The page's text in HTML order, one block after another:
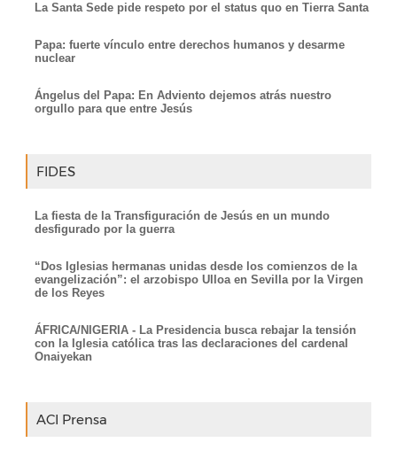
La Santa Sede pide respeto por el status quo en Tierra Santa
Papa: fuerte vínculo entre derechos humanos y desarme
nuclear
Ángelus del Papa: En Adviento dejemos atrás nuestro
orgullo para que entre Jesús
FIDES
La fiesta de la Transfiguración de Jesús en un mundo
desfigurado por la guerra
“Dos Iglesias hermanas unidas desde los comienzos de la
evangelización”: el arzobispo Ulloa en Sevilla por la Virgen
de los Reyes
ÁFRICA/NIGERIA - La Presidencia busca rebajar la tensión
con la Iglesia católica tras las declaraciones del cardenal
Onaiyekan
ACI Prensa